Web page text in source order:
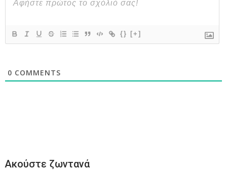
{} [+]
0 COMMENTS
Ακούστε ζωντανά